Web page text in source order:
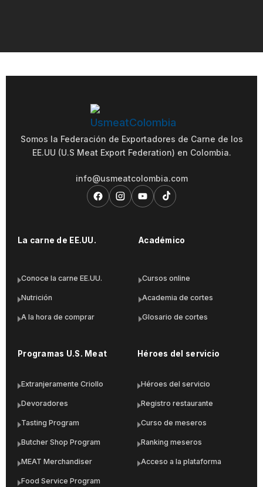
La carne de EE.UU.
Conoce la carne EE.UU.
Nutrición
A la hora de comprar
Académico
Cursos online
Academia de cortes
Glosario de cortes
Programas U.S. Meat
Extranjeramente Criollo
Devoradores
Tasting Program
Butcher Shop Program
MEAT Merchandiser
Food Service Program
Héroes del servicio
Héroes del servicio
Registro restaurante
Curso de meseros
Ranking meseros
Acceso a la plataforma
Somos la Federación de Exportadores de Carne de los
EE.UU (U.S Meat Export Federation) en Colombia.
info@usmeatcolombia.com